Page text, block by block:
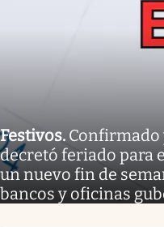
Festivos. Confirmado
decretó feriado para
un nuevo fin de
bancos y oficinas